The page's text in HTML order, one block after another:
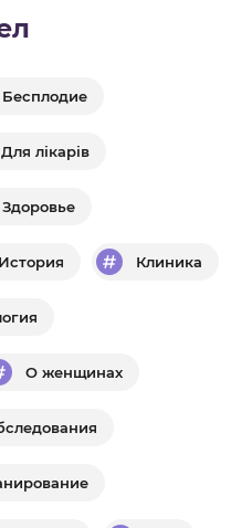
Бесплодие
Для лікарів
Здоровье
История Клиника
О женщинах